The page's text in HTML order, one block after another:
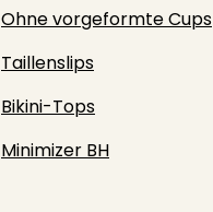
Ohne vorgeformte Cups
Taillenslips
Bikini-Tops
Minimizer BH